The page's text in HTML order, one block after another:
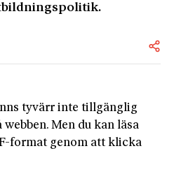
tyvärr inte tillgänglig
Men du kan läsa
format genom att klicka